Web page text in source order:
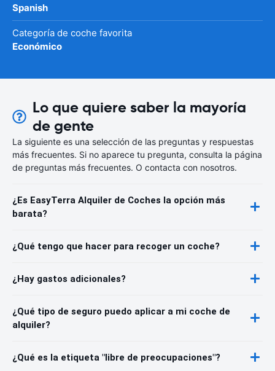
Spanish
Categoría de coche favorita
Económico
Lo que quiere saber la mayoría
de gente
La siguiente es una selección de las preguntas y respuestas
más frecuentes. Si no aparece tu pregunta, consulta la página
de preguntas más frecuentes. O contacta con nosotros.
¿Es EasyTerra Alquiler de Coches la opción más
barata?
¿Qué tengo que hacer para recoger un coche?
¿Hay gastos adicionales?
¿Qué tipo de seguro puedo aplicar a mi coche de
alquiler?
¿Qué es la etiqueta "libre de preocupaciones"?